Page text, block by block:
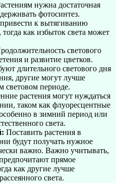
нужна достаточная
фотосинтез.
к вытягиванию
как избыток света может
светового
и развитие цветков.
длительного светового дня
другие могут лучше
световом периоде.
растения могут нуждаться
таком как флуоресцентные
в зимний период или
света.
Поставить растения в
будут получать нужное
важно. Важно учитывать,
прямое
как другие лучше
света.